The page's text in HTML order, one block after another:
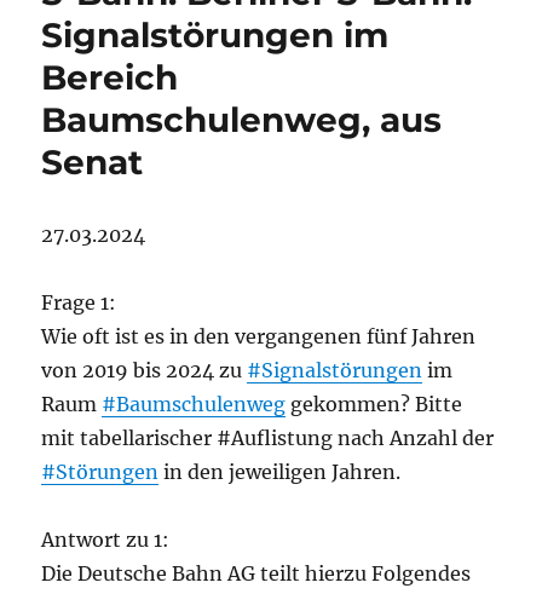
Signalstörungen im
Bereich
Baumschulenweg, aus
Senat
27.03.2024
Frage 1:
Wie oft ist es in den vergangenen fünf Jahren
von 2019 bis 2024 zu #Signalstörungen im
Raum #Baumschulenweg gekommen? Bitte
mit tabellarischer #Auflistung nach Anzahl der
#Störungen in den jeweiligen Jahren.
Antwort zu 1:
Die Deutsche Bahn AG teilt hierzu Folgendes